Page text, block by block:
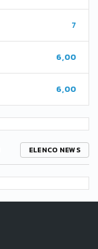
7
6,00
6,00
ELENCO NEWS